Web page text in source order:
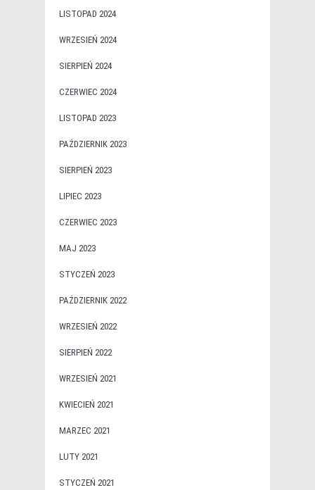
LISTOPAD 2024
WRZESIEŃ 2024
SIERPIEŃ 2024
CZERWIEC 2024
LISTOPAD 2023
PAŹDZIERNIK 2023
SIERPIEŃ 2023
LIPIEC 2023
CZERWIEC 2023
MAJ 2023
STYCZEŃ 2023
PAŹDZIERNIK 2022
WRZESIEŃ 2022
SIERPIEŃ 2022
WRZESIEŃ 2021
KWIECIEŃ 2021
MARZEC 2021
LUTY 2021
STYCZEŃ 2021